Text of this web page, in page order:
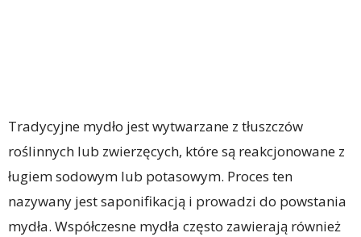
Tradycyjne mydło jest wytwarzane z tłuszczów
roślinnych lub zwierzęcych, które są reakcjonowane z
ługiem sodowym lub potasowym. Proces ten
nazywany jest saponifikacją i prowadzi do powstania
mydła. Współczesne mydła często zawierają również